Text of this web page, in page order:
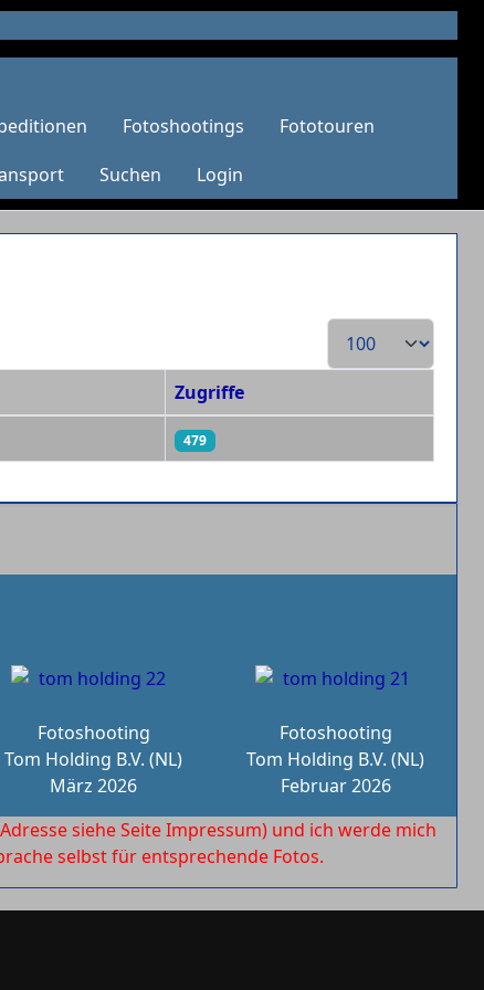
Fotoshootings
Fototouren
Suchen Login
Anzeige #
Zugriffe
479
Fotoshooting
Tom Holding B.V. (NL)
März 2026
Fotoshooting
Tom Holding B.V. (NL)
Februar 2026
siehe Seite Impressum) und ich werde mich
selbst für entsprechende Fotos.